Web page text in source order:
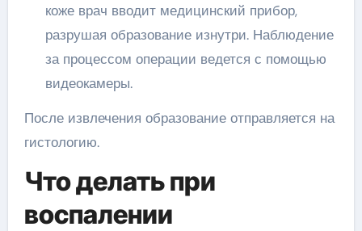
коже врач вводит медицинский прибор,
разрушая образование изнутри. Наблюдение
за процессом операции ведется с помощью
видеокамеры.
После извлечения образование отправляется на
гистологию.
Что делать при
воспалении